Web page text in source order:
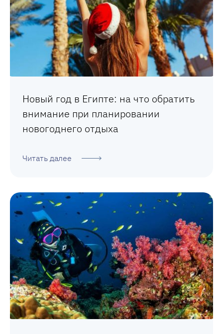
Новый год в Египте: на что обратить
внимание при планировании
новогоднего отдыха
Читать далее